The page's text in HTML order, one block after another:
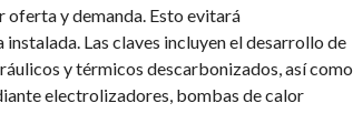
y demanda. Esto evitará
Las claves incluyen el desarrollo de
y térmicos descarbonizados, así como
electrolizadores, bombas de calor